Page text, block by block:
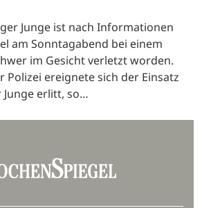
Junge ist nach Informationen
am Sonntagabend bei einem
im Gesicht verletzt worden.
Polizei ereignete sich der Einsatz
Junge erlitt, so…